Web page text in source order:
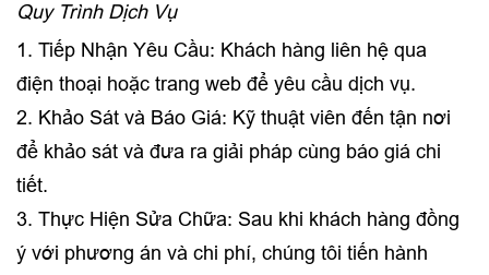
Quy Trình Dịch Vụ
1. Tiếp Nhận Yêu Cầu: Khách hàng liên hệ qua
điện thoại hoặc trang web để yêu cầu dịch vụ.
2. Khảo Sát và Báo Giá: Kỹ thuật viên đến tận nơi
để khảo sát và đưa ra giải pháp cùng báo giá chi
tiết.
3. Thực Hiện Sửa Chữa: Sau khi khách hàng đồng
ý với phương án và chi phí, chúng tôi tiến hành